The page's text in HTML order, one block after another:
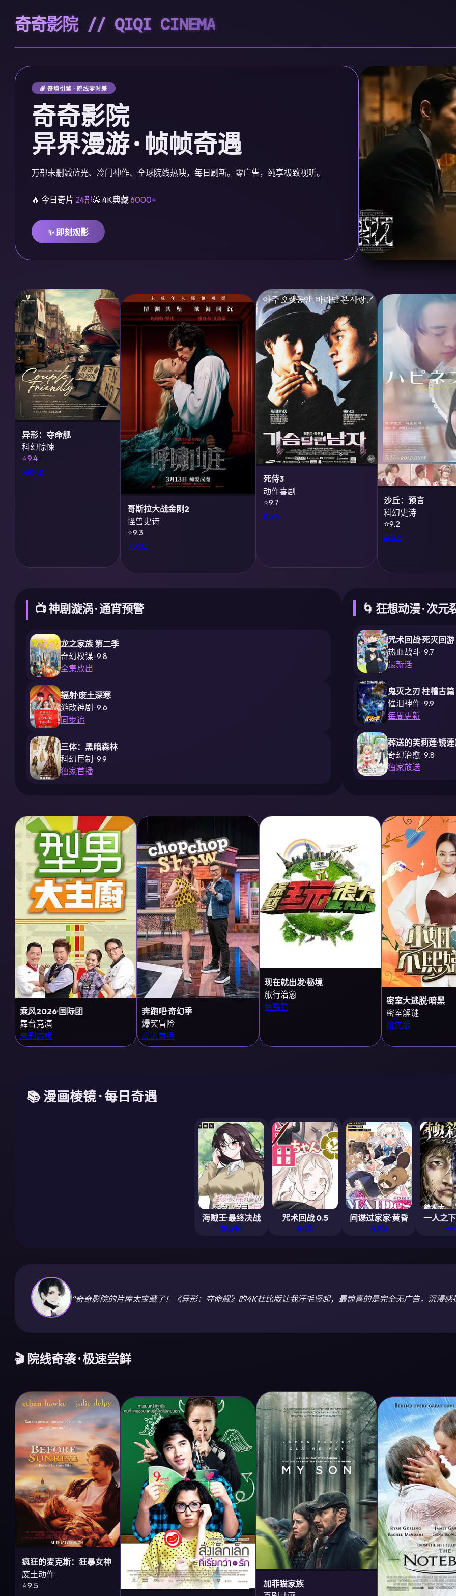
奇奇影院 // QIQI CINEMA
🌈 奇境引擎 · 院线零时差
奇奇影院
异界漫游 · 帧帧奇遇
万部未删减蓝光、冷门神作、全球院线热映，每日刷新。零广告，纯享极致视听。
🔥 今日奇片 24部📀 4K典藏6000+
✨ 即刻观影
异形：夺命舰
科幻惊悚
⭐9.4
免费观看
哥斯拉大战金刚2
怪兽史诗
⭐9.3
IMAX版
死侍3
动作喜剧
⭐9.7
抢先看
沙丘：预言
科幻史诗
⭐9.2
4K蓝光
📺 神剧漩涡 · 通宵预警
龙之家族 第二季
奇幻权谋 · 9.8
全集放出
辐射·废土深寒
游改神剧 · 9.6
同步追
三体：黑暗森林
科幻巨制 · 9.9
独家首播
🌀 狂想动漫 · 次元
咒术回战·死灭回游
热血战斗 · 9.7
最新话
鬼灭之刃 柱稽古篇
催泪神作 · 9.9
每周更新
葬送的芙莉莲·镜
奇幻治愈 · 9.8
独家放送
乘风2026·国际团
舞台竞演
未删减版
奔跑吧·奇幻季
爆笑冒险
高清首播
现在就出发·秘境
旅行治愈
免费看
密室大逃脱·暗黑
密室解谜
抢先版
📚 漫画棱镜 · 每日奇遇
海贼王·最终决战
在线阅读
咒术回战 0.5
番外篇
间谍过家家·黄昏
免费追
一人之
高
“奇奇影院的片库太宝藏了！《异形：夺命舰》的4K杜比版让我汗毛竖起，最惊喜的是完全无广告，沉浸感
🎬 院线奇袭 · 极速尝鲜
疯狂的麦克斯：狂暴女神
废土动作
⭐9.5
加菲猫家族